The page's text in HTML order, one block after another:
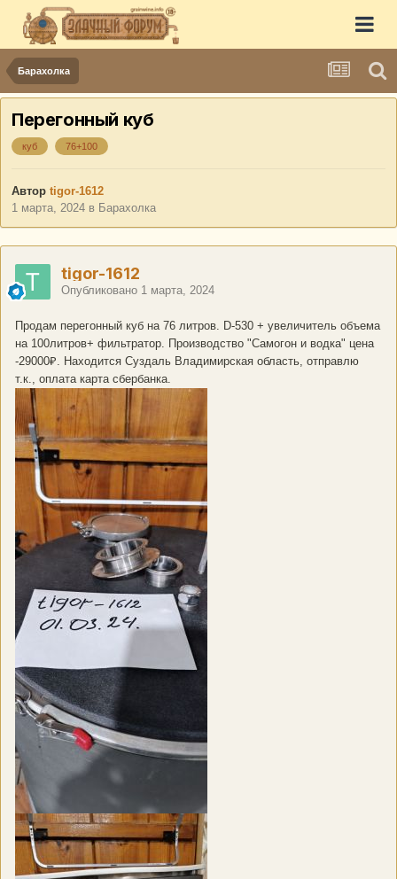
Барахолка
Перегонный куб
куб 76+100
Автор tigor-1612
1 марта, 2024 в Барахолка
tigor-1612
Опубликовано 1 марта, 2024
Продам перегонный куб на 76 литров. D-530 + увеличитель объема
на 100литров+ фильтратор. Производство "Самогон и водка" цена
-29000₽. Находится Суздаль Владимирская область, отправлю
т.к., оплата карта сбербанка.